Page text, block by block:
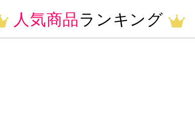
人気商品ランキング